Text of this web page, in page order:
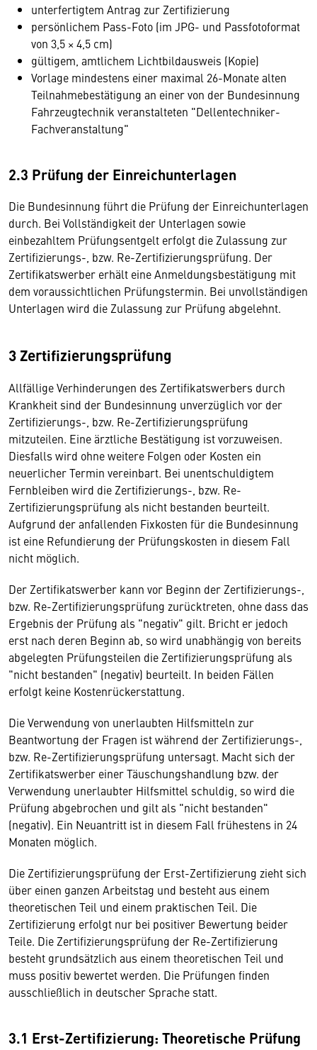
unterfertigtem Antrag zur Zertifizierung
persönlichem Pass-Foto (im JPG- und Passfotoformat
von 3,5 × 4,5 cm)
gültigem, amtlichem Lichtbildausweis (Kopie)
Vorlage mindestens einer maximal 26-Monate alten
Teilnahmebestätigung an einer von der Bundesinnung
Fahrzeugtechnik veranstalteten "Dellentechniker-
Fachveranstaltung"
2.3 Prüfung der Einreichunterlagen
Die Bundesinnung führt die Prüfung der Einreichunterlagen
durch. Bei Vollständigkeit der Unterlagen sowie
einbezahltem Prüfungsentgelt erfolgt die Zulassung zur
Zertifizierungs-, bzw. Re-Zertifizierungsprüfung. Der
Zertifikatswerber erhält eine Anmeldungsbestätigung mit
dem voraussichtlichen Prüfungstermin. Bei unvollständigen
Unterlagen wird die Zulassung zur Prüfung abgelehnt.
3 Zertifizierungsprüfung
Allfällige Verhinderungen des Zertifikatswerbers durch
Krankheit sind der Bundesinnung unverzüglich vor der
Zertifizierungs-, bzw. Re-Zertifizierungsprüfung
mitzuteilen. Eine ärztliche Bestätigung ist vorzuweisen.
Diesfalls wird ohne weitere Folgen oder Kosten ein
neuerlicher Termin vereinbart. Bei unentschuldigtem
Fernbleiben wird die Zertifizierungs-, bzw. Re-
Zertifizierungsprüfung als nicht bestanden beurteilt.
Aufgrund der anfallenden Fixkosten für die Bundesinnung
ist eine Refundierung der Prüfungskosten in diesem Fall
nicht möglich.
Der Zertifikatswerber kann vor Beginn der Zertifizierungs-,
bzw. Re-Zertifizierungsprüfung zurücktreten, ohne dass das
Ergebnis der Prüfung als "negativ" gilt. Bricht er jedoch
erst nach deren Beginn ab, so wird unabhängig von bereits
abgelegten Prüfungsteilen die Zertifizierungsprüfung als
"nicht bestanden" (negativ) beurteilt. In beiden Fällen
erfolgt keine Kostenrückerstattung.
Die Verwendung von unerlaubten Hilfsmitteln zur
Beantwortung der Fragen ist während der Zertifizierungs-,
bzw. Re-Zertifizierungsprüfung untersagt. Macht sich der
Zertifikatswerber einer Täuschungshandlung bzw. der
Verwendung unerlaubter Hilfsmittel schuldig, so wird die
Prüfung abgebrochen und gilt als "nicht bestanden"
(negativ). Ein Neuantritt ist in diesem Fall frühestens in 24
Monaten möglich.
Die Zertifizierungsprüfung der Erst-Zertifizierung zieht sich
über einen ganzen Arbeitstag und besteht aus einem
theoretischen Teil und einem praktischen Teil. Die
Zertifizierung erfolgt nur bei positiver Bewertung beider
Teile. Die Zertifizierungsprüfung der Re-Zertifizierung
besteht grundsätzlich aus einem theoretischen Teil und
muss positiv bewertet werden. Die Prüfungen finden
ausschließlich in deutscher Sprache statt.
3.1 Erst-Zertifizierung: Theoretische Prüfung